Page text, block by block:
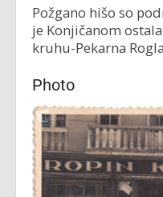
Požgano hišo so
je Konjičanom
kruhu-Pekarna
Photo